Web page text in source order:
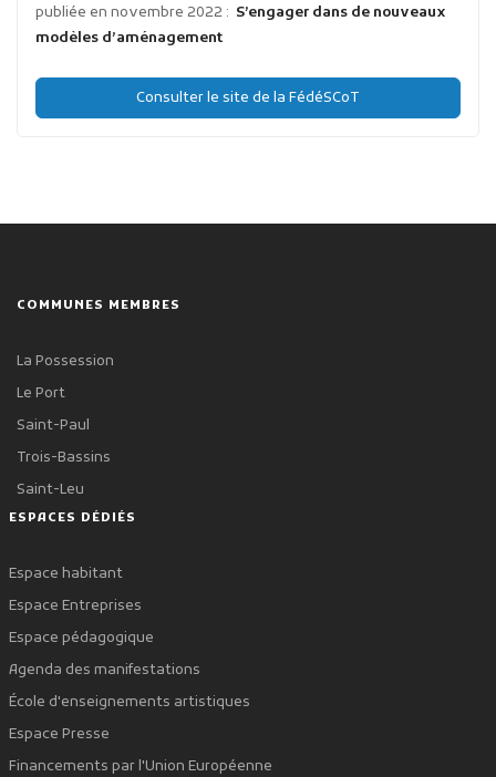
publiée en novembre 2022 : S’engager dans de nouveaux
modèles d’aménagement
Consulter le site de la FédéSCoT
COMMUNES MEMBRES
La Possession
Le Port
Saint-Paul
Trois-Bassins
Saint-Leu
ESPACES DÉDIÉS
Espace habitant
Espace Entreprises
Espace pédagogique
Agenda des manifestations
École d'enseignements artistiques
Espace Presse
Financements par l'Union Européenne